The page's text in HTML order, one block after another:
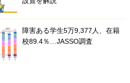
障害ある学生5万9,377人、在籍
校89.4％…JASSO調査